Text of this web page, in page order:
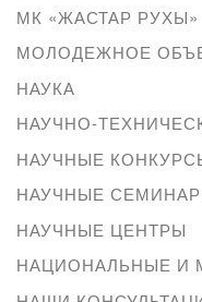
МК «ЖАСТАР РУХЫ»
МОЛОДЕЖНОЕ
НАУКА
НАУЧНО-
НАУЧНЫЕ
НАУЧНЫЕ
НАУЧНЫЕ ЦЕНТРЫ
НАЦИОНАЛЬНЫЕ И